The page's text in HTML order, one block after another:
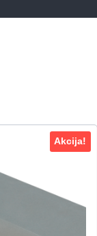
Akcija!